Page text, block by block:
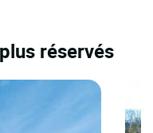
réservés